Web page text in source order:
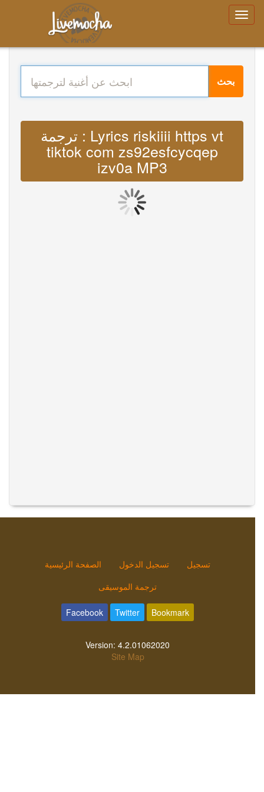
بحث
ترجمة : Lyrics riskiiii https vt
tiktok com zs92esfcycqep
izv0a MP3
الصفحة الرئيسية تسجيل الدخول
تسجيل
ترجمة الموسيقى
Facebook Twitter Bookmark
Version: 4.2.01062020
Site Map